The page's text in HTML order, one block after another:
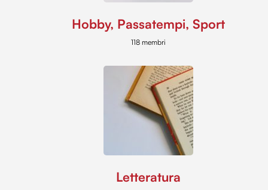
Hobby, Passatempi, Sport
118 membri
Letteratura